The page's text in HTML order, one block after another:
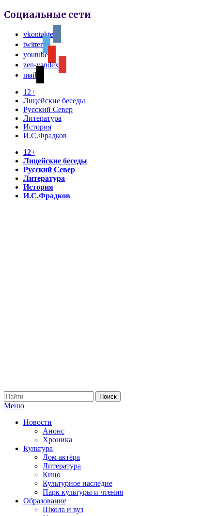
Социальные сети
vkontakte
twitter
youtube
zen-yandex
mail
12+
Лицейские беседы
Русский Север
Литература
История
И.С.Фрадков
12+
Лицейские беседы
Русский Север
Литература
История
И.С.Фрадков
Меню
Новости
Анонс
Хроника
Культура
Дом актёра
Литература
Кино
Культурное наследие
Парк культуры и чтения
Образование
Школа и вуз